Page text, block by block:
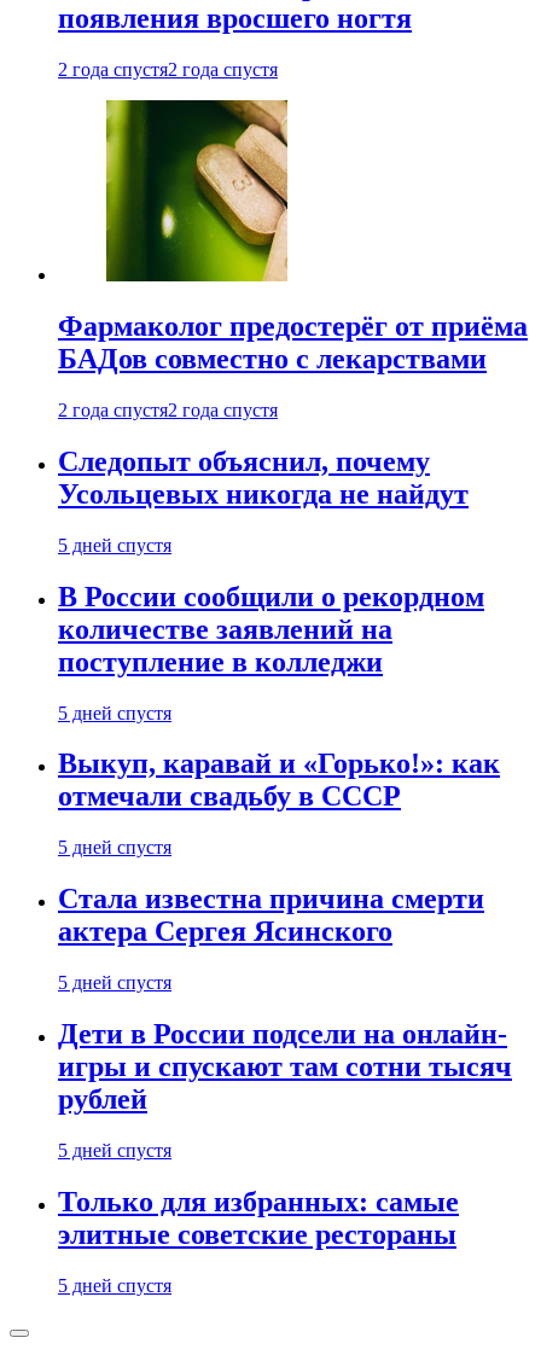
появления вросшего ногтя
2 года спустя2 года спустя
Фармаколог предостерёг от приёма
БАДов совместно с лекарствами
2 года спустя2 года спустя
Следопыт объяснил, почему
Усольцевых никогда не найдут
5 дней спустя
В России сообщили о рекордном
количестве заявлений на
поступление в колледжи
5 дней спустя
Выкуп, каравай и «Горько!»: как
отмечали свадьбу в СССР
5 дней спустя
Стала известна причина смерти
актера Сергея Ясинского
5 дней спустя
Дети в России подсели на онлайн-
игры и спускают там сотни тысяч
рублей
5 дней спустя
Только для избранных: самые
элитные советские рестораны
5 дней спустя